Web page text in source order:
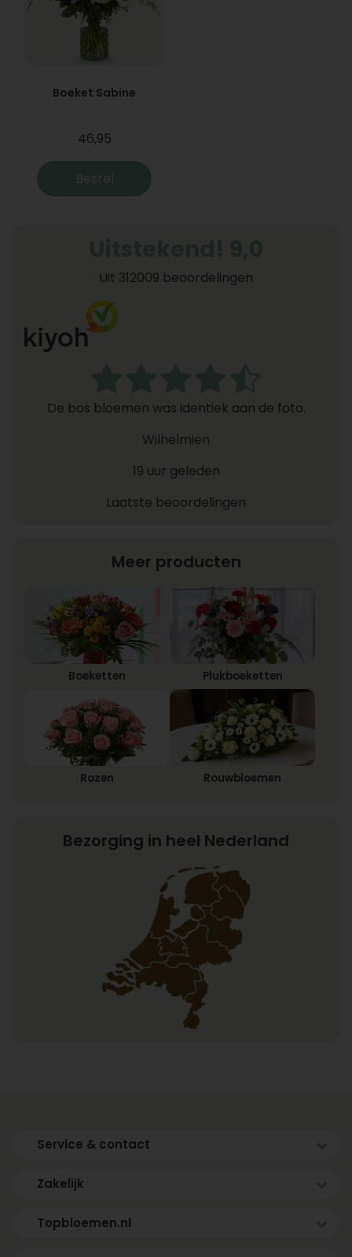
Boeket Sabine
46,95
Bestel
Uit 312009 beoordelingen
De bos bloemen was identiek aan de foto.
Wilhelmien
19 uur geleden
Laatste beoordelingen
Meer producten
Boeketten Plukboeketten
Rozen Rouwbloemen
Bezorging in heel Nederland
Service & contact
Zakelijk
Topbloemen.nl